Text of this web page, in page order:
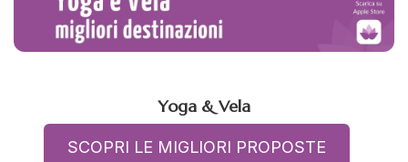
Yoga & Vela
SCOPRI LE MIGLIORI PROPOSTE